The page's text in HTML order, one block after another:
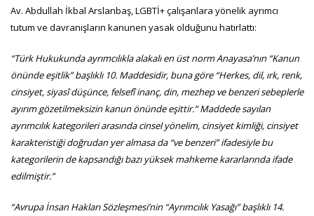
Av. Abdullah İkbal Arslanbaş, LGBTİ+ çalışanlara yönelik ayrımcı
tutum ve davranışların kanunen yasak olduğunu hatırlattı:
“Türk Hukukunda ayrımcılıkla alakalı en üst norm Anayasa’nın “Kanun
önünde eşitlik” başlıklı 10. Maddesidir, buna göre “Herkes, dil, ırk, renk,
cinsiyet, siyasî düşünce, felsefî inanç, din, mezhep ve benzeri sebeplerle
ayırım gözetilmeksizin kanun önünde eşittir.” Maddede sayılan
ayrımcılık kategorileri arasında cinsel yönelim, cinsiyet kimliği, cinsiyet
karakteristiği doğrudan yer almasa da “ve benzeri” ifadesiyle bu
kategorilerin de kapsandığı bazı yüksek mahkeme kararlarında ifade
edilmiştir.”
“Avrupa İnsan Hakları Sözleşmesi’nin “Ayrımcılık Yasağı” başlıklı 14.